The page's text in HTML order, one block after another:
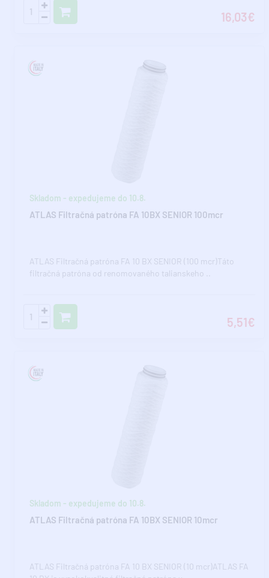
16,03€
Skladom - expedujeme do 10.8.
ATLAS Filtračná patróna FA 10BX SENIOR 100mcr
ATLAS Filtračná patróna FA 10 BX SENIOR (100 mcr)Táto
filtračná patróna od renomovaného talianskeho ..
5,51€
Skladom - expedujeme do 10.8.
ATLAS Filtračná patróna FA 10BX SENIOR 10mcr
ATLAS Filtračná patróna FA 10 BX SENIOR (10 mcr)ATLAS FA